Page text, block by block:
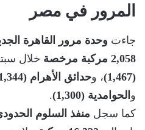
المرور في مصر
جاءت وحدة مرور القاهرة
2,058 مركبة مرخصة
خلال
(1,467)
، وحدائق الأهرام (1,344)
و الحوامدية (1,300)
.
كما سجل منفذ السلوم